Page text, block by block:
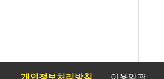
개인정보처리방침 이용약관